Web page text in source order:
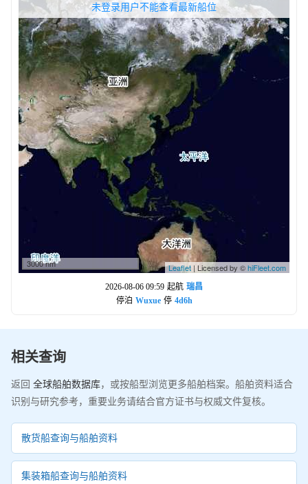
3000 nm Leaflet | Licensed by ©hiFleet.com
未登录用户不能查看最新船位
无权查看最新船位，请联系开通
2026-08-06 09:59 起航 瑞昌
停泊 Wuxue 停 4d6h
相关查询
返回 全球船舶数据库，或按船型浏览更多船舶档案。船舶资料适合
识别与研究参考，重要业务请结合官方证书与权威文件复核。
散货船查询与船舶资料
集装箱船查询与船舶资料